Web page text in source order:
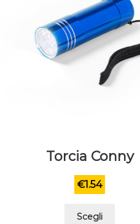
Torcia Conny
€1.54
Scegli